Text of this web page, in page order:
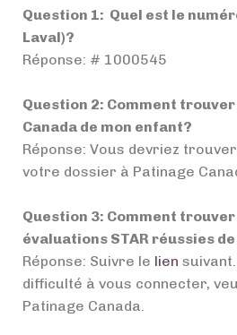
Question 1: Quel est le
Laval)?
Réponse: # 1000545
Question 2: Comment
Canada de mon enfant?
Réponse: Vous devriez
votre dossier à Patinage
Question 3: Comment
évaluations STAR réussies
Réponse: Suivre le lien
difficulté à vous connecter,
Patinage Canada.